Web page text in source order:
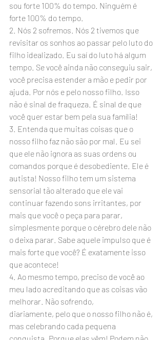
sou forte 100% do tempo. Ninguém é
forte 100% do tempo.
2. Nós 2 sofremos. Nós 2 tivemos que
revisitar os sonhos ao passar pelo luto do
filho idealizado. Eu saí do luto há algum
tempo. Se você ainda não conseguiu sair,
você precisa estender a mão e pedir por
ajuda. Por nós e pelo nosso filho. Isso
não é sinal de fraqueza. É sinal de que
você quer estar bem pela sua família!
3. Entenda que muitas coisas que o
nosso filho faz não são por mal. Eu sei
que ele não ignora as suas ordens ou
comandos porque é desobediente. Ele é
autista! Nosso filho tem um sistema
sensorial tão alterado que ele vai
continuar fazendo sons irritantes, por
mais que você o peça para parar,
simplesmente porque o cérebro dele não
o deixa parar. Sabe aquele impulso que é
mais forte que você? É exatamente isso
que acontece!
4. Ao mesmo tempo, preciso de você ao
meu lado acreditando que as coisas vão
melhorar. Não sofrendo,
diariamente, pelo que o nosso filho não é,
mas celebrando cada pequena